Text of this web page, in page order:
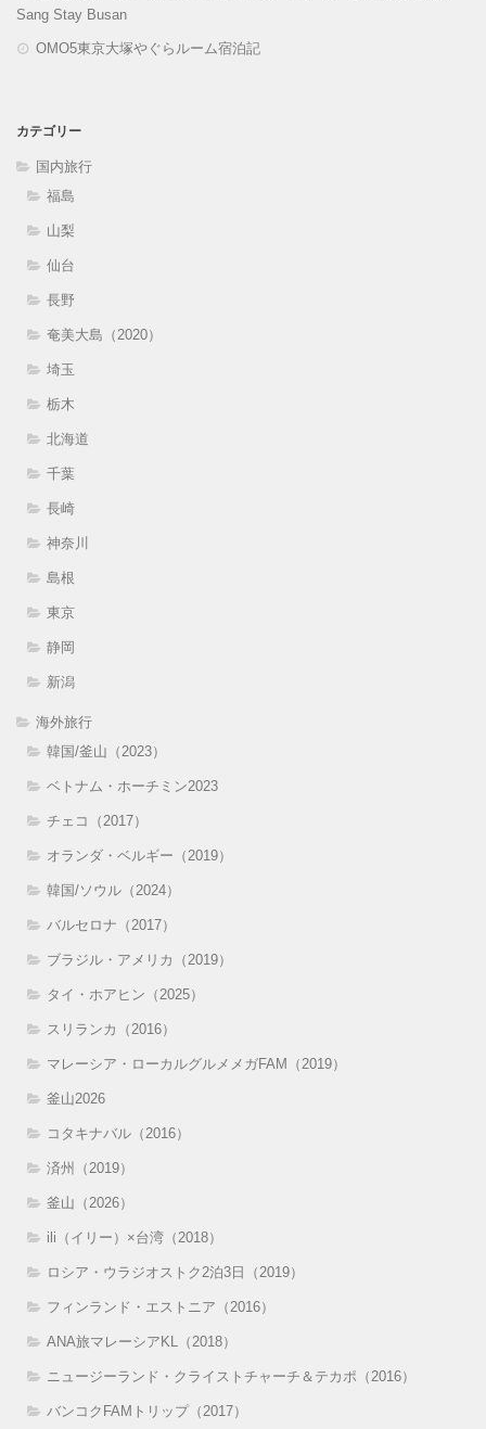
Sang Stay Busan
OMO5東京大塚やぐらルーム宿泊記
カテゴリー
国内旅行
福島
山梨
仙台
長野
奄美大島（2020）
埼玉
栃木
北海道
千葉
長崎
神奈川
島根
東京
静岡
新潟
海外旅行
韓国/釜山（2023）
ベトナム・ホーチミン2023
チェコ（2017）
オランダ・ベルギー（2019）
韓国/ソウル（2024）
バルセロナ（2017）
ブラジル・アメリカ（2019）
タイ・ホアヒン（2025）
スリランカ（2016）
マレーシア・ローカルグルメメガFAM（2019）
釜山2026
コタキナバル（2016）
済州（2019）
釜山（2026）
ili（イリー）×台湾（2018）
ロシア・ウラジオストク2泊3日（2019）
フィンランド・エストニア（2016）
ANA旅マレーシアKL（2018）
ニュージーランド・クライストチャーチ＆テカポ（2016）
バンコクFAMトリップ（2017）